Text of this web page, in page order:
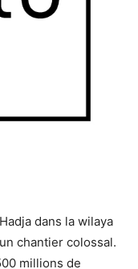
dans la wilaya
chantier colossal.
millions de